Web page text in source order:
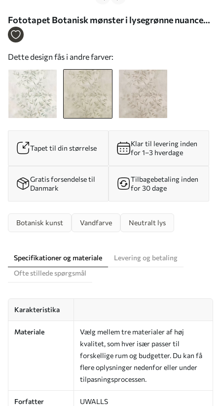
Fototapet Botanisk mønster i lysegrønne nuancer
på en struktureret baggrund Nr. w05424v1
Dette design fås i andre farver:
Tapet til din størrelse
Klar til levering inden
for 1–3 hverdage
Gratis forsendelse til
Danmark
Tilbagebetaling inden
for 30 dage
Botanisk kunst Vandfarve Neutralt lys
Specifikationer og materiale
Levering og betaling
Ofte stillede spørgsmål
Karakteristika
Materiale
Vælg mellem tre materialer af høj
kvalitet, som hver især passer til
forskellige rum og budgetter. Du kan få
flere oplysninger nedenfor eller under
tilpasningsprocessen.
Forfatter UWALLS